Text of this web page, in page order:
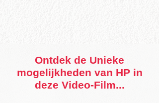
Ontdek de Unieke
mogelijkheden van HP in
deze Video-Film...